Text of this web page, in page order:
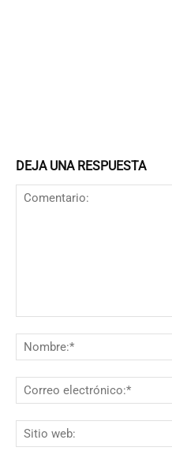
DEJA UNA RESPUESTA